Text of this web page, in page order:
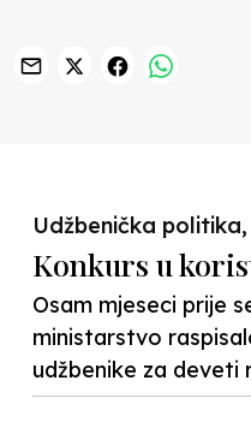
Udžbenička
Konkurs u
Osam mjeseci prije
ministarstvo
udžbenike za deveti